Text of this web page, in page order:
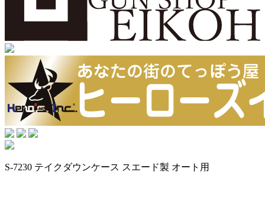
S-7230 テイクダウンケース スエード製 オート用